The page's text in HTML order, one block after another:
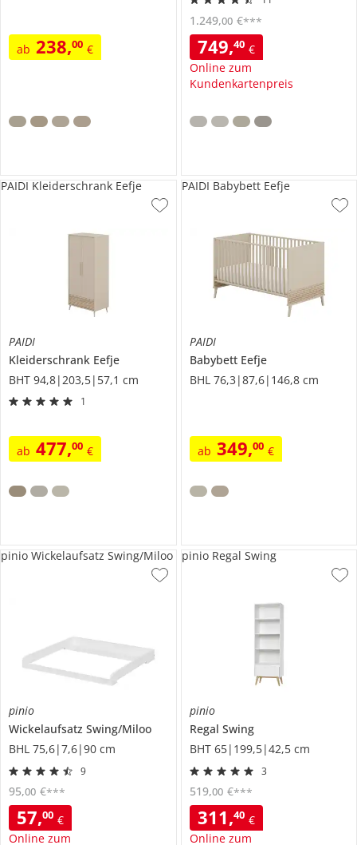
ab 238,00 € 749,40 €
Online zum
Kundenkartenpreis
1.249,00 €***
PAIDI
Kleiderschrank Eefje
BHT 94,8|203,5|57,1 cm
1
ab 477,00 €
PAIDI Kleiderschrank Eefje
PAIDI
Babybett Eefje
BHL 76,3|87,6|146,8 cm
ab 349,00 €
PAIDI Babybett Eefje
pinio
Wickelaufsatz Swing/Miloo
BHL 75,6|7,6|90 cm
9
57,00 €
Online zum
95,00 €***
pinio Wickelaufsatz Swing/Miloo
pinio
Regal Swing
BHT 65|199,5|42,5 cm
3
311,40 €
Online zum
519,00 €***
pinio Regal Swing